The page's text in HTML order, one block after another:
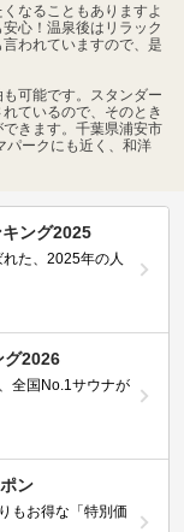
なることもありますよ
心！温泉後はリラック
われていますので、是
可能です。スタンダー
ているので、そのとき
きます。千葉県浦安市
パークにも近く、和洋
ング2025
た、2025年の人
グ2026
全国No.1サウナが
ン
もお得な「特別価